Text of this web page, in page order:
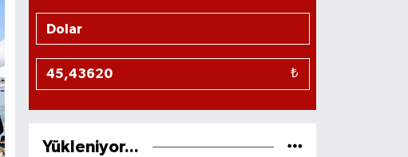
₺
Yükleniyor...